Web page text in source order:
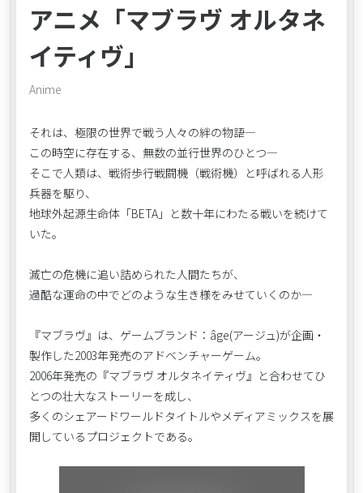
アニメ「マブラヴ オルタネ
イティヴ」
Anime
それは、極限の世界で戦う人々の絆の物語―
この時空に存在する、無数の並行世界のひとつ―
そこで人類は、戦術歩行戦闘機（戦術機）と呼ばれる人形
兵器を駆り、
地球外起源生命体「BETA」と数十年にわたる戦いを続けて
いた。
滅亡の危機に追い詰められた人間たちが、
過酷な運命の中でどのような生き様をみせていくのか―
『マブラヴ』は、ゲームブランド：âge(アージュ)が企画・
製作した2003年発売のアドベンチャーゲーム。
2006年発売の『マブラヴ オルタネイティヴ』と合わせてひ
とつの壮大なストーリーを成し、
多くのシェアードワールドタイトルやメディアミックスを展
開しているプロジェクトである。